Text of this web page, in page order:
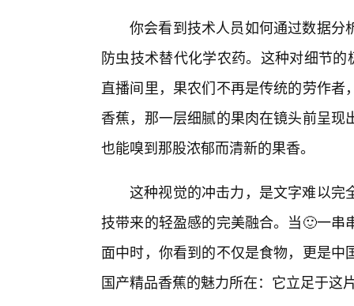
你会看到技术人员如何通过数据分
防虫技术替代化学农药。这种对细节
直播间里，果农们不再是传统的劳作
香蕉，那一层细腻的果肉在镜头前呈
也能嗅到那股浓郁而清新的果香。
这种视觉的冲击力，是文字难以完
技带来的轻盈感的完美融合。当🙂一
面中时，你看到的不仅是食物，更是
国产精品香蕉的魅力所在：它立足于这